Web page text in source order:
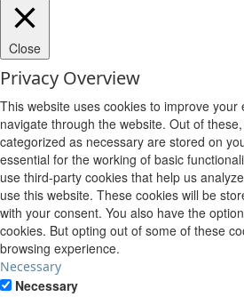
Close
Privacy Overview
This website uses cookies to improve your
navigate through the website. Out of
categorized as necessary are stored on
essential for the working of basic
use third-party cookies that help us
use this website. These cookies will be
with your consent. You also have the
cookies. But opting out of some of these
browsing experience.
Necessary
Necessary